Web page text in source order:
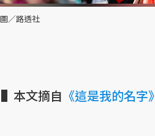
圖／路透社
▌本文摘自 《這是我的名字》